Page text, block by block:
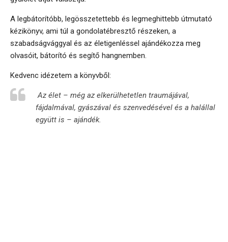
A legbátorítóbb, legösszetettebb és legmeghittebb útmutató
kézikönyv, ami túl a gondolatébresztő részeken, a
szabadságvággyal és az életigenléssel ajándékozza meg
olvasóit, bátorító és segítő hangnemben.
Kedvenc idézetem a könyvből:
Az élet – még az elkerülhetetlen traumájával,
fájdalmával, gyászával és szenvedésével és a halállal
együtt is – ajándék.